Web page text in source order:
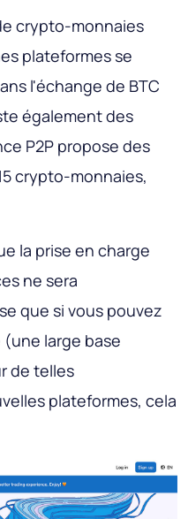
crypto-monnaies
plateformes se
l'échange de BTC
également des
P2P propose des
crypto-monnaies,
la prise en charge
ne sera
que si vous pouvez
large base
de telles
plateformes, cela